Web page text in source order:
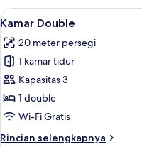
Double
Basic
Lihat
semua
foto
untuk
Kamar
Double
7
Kamar Double
20 meter persegi
1 kamar tidur
Kapasitas 3
1 double
Wi-Fi Gratis
Rincian selengkapnya
Rincian